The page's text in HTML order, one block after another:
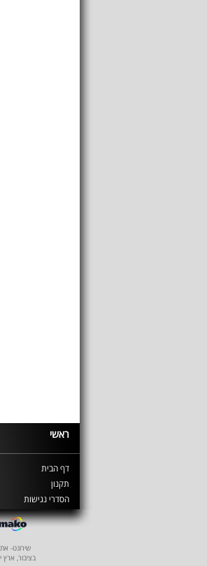
ראשי
דף הבית
תקנון
הסדרי נגישות
שירונט-
בציבור, ארץ